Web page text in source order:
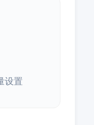
设置